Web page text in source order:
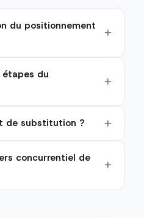
du positionnement
du
de substitution ?
concurrentiel de